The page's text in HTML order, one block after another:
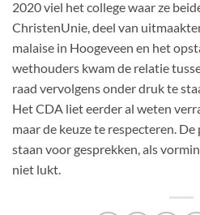
2020 viel het college waar ze
ChristenUnie, deel van
malaise in Hoogeveen en het
wethouders kwam de relatie
raad vervolgens onder druk te
Het CDA liet eerder al weten
maar de keuze te respecteren.
staan voor gesprekken, als
niet lukt.